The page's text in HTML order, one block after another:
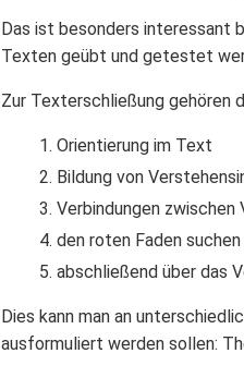
Das ist besonders interessant
Texten geübt und getestet
Zur Texterschließung gehören
Orientierung im Text
Bildung von
Verbindungen
den roten Faden suchen
abschließend über das
Dies kann man an
ausformuliert werden sollen: